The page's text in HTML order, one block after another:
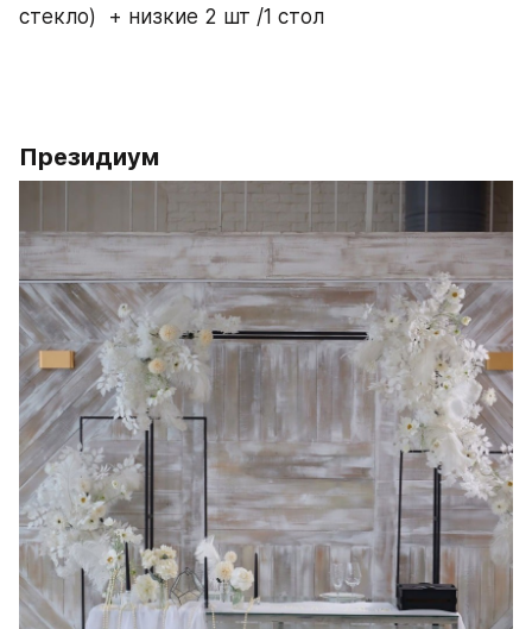
стекло)  + низкие 2 шт /1 стол
Президиум